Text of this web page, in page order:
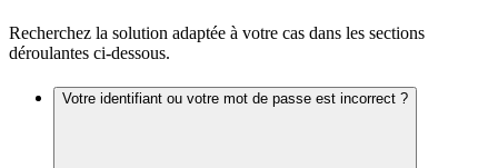
Recherchez la solution adaptée à votre cas dans les sections
déroulantes ci-dessous.
Votre identifiant ou votre mot de passe est incorrect ?